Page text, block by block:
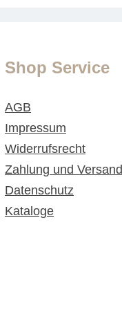
Shop Service
AGB
Impressum
Widerrufsrecht
Zahlung und Versand
Datenschutz
Kataloge